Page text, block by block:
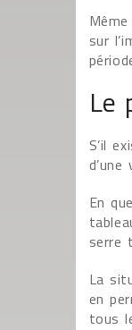
sur
Le
S’il
En
serre
La
en
tous